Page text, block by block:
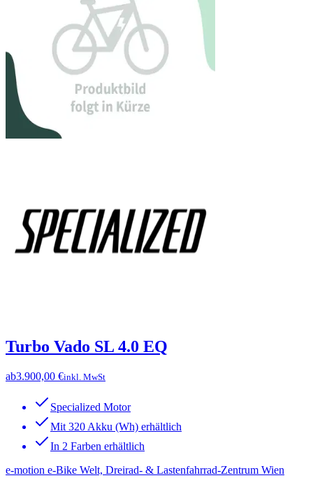
Turbo Vado SL 4.0 EQ
ab3.900,00 €inkl. MwSt
Specialized Motor
Mit 320 Akku (Wh) erhältlich
In 2 Farben erhältlich
e-motion e-Bike Welt, Dreirad- & Lastenfahrrad-Zentrum Wien